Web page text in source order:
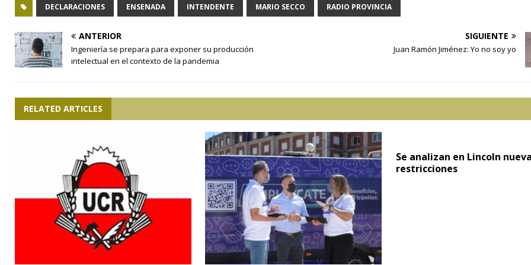
DECLARACIONES ENSENADA INTENDENTE MARIO SECCO RADIO PROVINCIA
ANTERIOR
Ingeniería se prepara para exponer su producción
intelectual en el contexto de la pandemia
SIGUIENTE
Juan Ramón Jiménez: Yo no soy yo
RELATED ARTICLES
Se analizan en Lincoln
restricciones